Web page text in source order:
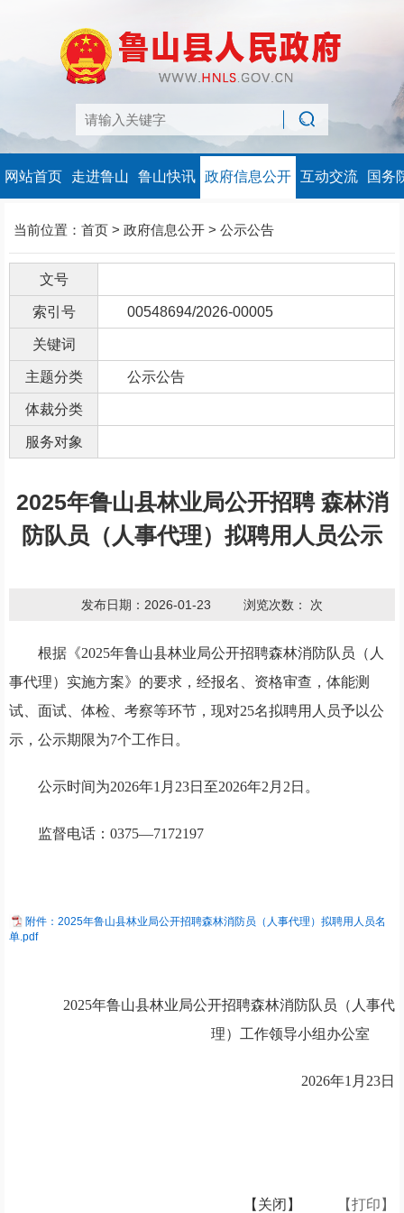
网站首页 走进鲁山 鲁山快讯 政府信息公开 互动交流 国务
当前位置： 首页 > 政府信息公开 > 公示公告
文号
索引号 00548694/2026-00005
关键词
主题分类 公示公告
体裁分类
服务对象
2025年鲁山县林业局公开招聘 森林消
防队员（人事代理）拟聘用人员公示
发布日期：2026-01-23 浏览次数： 次
根据《2025年鲁山县林业局公开招聘森林消防队员（人
事代理）实施方案》 的要求 ， 经报名、 资格审查， 体能测
试 、面试、体检、考察等环节 ，现对25名拟聘用人员予以公
示 ， 公示期限为7个工作日。
公示时间为2026年1月 23日 至2026年2 月 2 日 。
监督电话： 0375—7172197
附件：2025年鲁山县林业局公开招聘森林消防员（人事代理）拟聘用人员名
单.pdf
2025年鲁山县林业局公开招聘森林消防队员（人事代
理）工作领导小组办公室
2026年1月 23日
【打印】
【关闭】